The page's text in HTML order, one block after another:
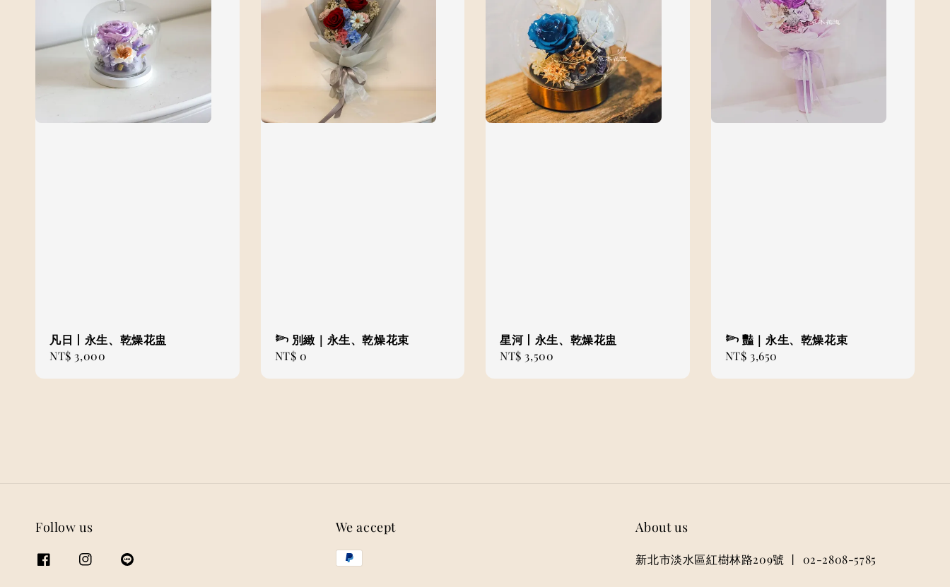
凡日丨永生、乾燥花盅
Regular
NT$ 3,000
𓆸 別緻｜永生、乾燥花束
Regular
NT$ 0
星河丨永生、乾燥花盅
Regular
NT$ 3,500
𓆸 豔｜永生、乾燥花束
Regular
NT$ 3,650
Follow us We accept About us
新北市淡水區紅樹林路209號 丨 02-2808-5785